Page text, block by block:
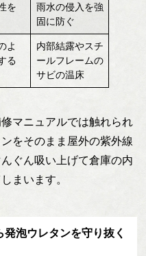
を
雨水の侵入を強
固に防ぐ
よ
る
内部結露やスチ
ールフレームの
サビの温床
マニュアルでは触れられ
をそのまま屋外の紫外線
ぐん吸い上げて倉庫の内
まいます。
泡ウレタンを守り抜く